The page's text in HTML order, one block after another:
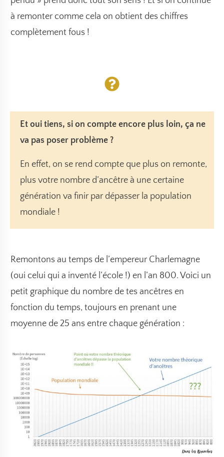
à remonter comme cela on obtient des chiffres
complètement fous !
Et oui tiens, si on compte encore plus loin, ça ne
va pas poser problème ?
En effet, on se rend compte que plus on remonte,
plus votre nombre d’ancêtre à une certaine
génération va finir par dépasser la population
mondiale !
Remontons au temps de l’empereur Charlemagne
(oui celui qui a inventé l’école !) en l’an 800. Voici un
petit graphique du nombre de tes ancêtres en
fonction du temps, toujours en prenant une
moyenne de 25 ans entre chaque génération :